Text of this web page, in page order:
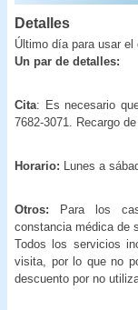
Detalles
Último día para usar el
Un par de detalles:
Cita: Es necesario
7682-3071. Recargo
Horario: Lunes a
Otros:
Para los
constancia médica de
Todos los servicios
visita, por lo que no
descuento por no